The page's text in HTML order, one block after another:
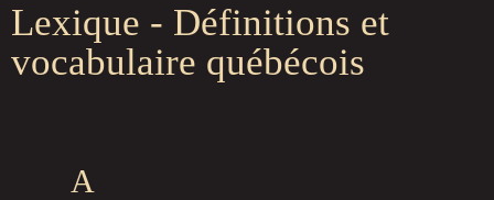
Lexique - Définitions et
vocabulaire québécois
A